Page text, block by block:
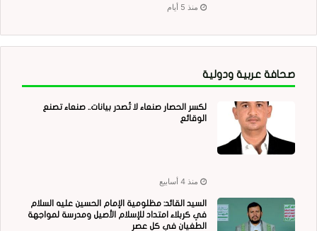
منذ 5 أيام
صحافة عربية ودولية
لكسر الحصار صنعاء لا تُصدر بيانات.. صنعاء تصنع
الوقائع
منذ 4 أسابيع
السيد القائد: مظلومية الإمام الحسين عليه السلام
في كربلاء امتداد للإسلام الأصيل ومدرسة لمواجهة
الطغيان في كل عصر